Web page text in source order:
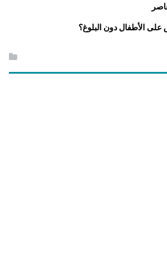
الأطفال دون البلوغ؟